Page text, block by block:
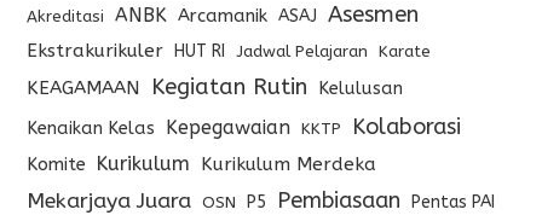
Akreditasi ANBK Arcamanik ASAJ Asesmen
Ekstrakurikuler HUT RI Jadwal Pelajaran Karate
KEAGAMAAN Kegiatan Rutin
Kelulusan
Kenaikan Kelas
Kepegawaian KKTP Kolaborasi
Komite Kurikulum Kurikulum Merdeka
Mekarjaya Juara OSN P5 Pembiasaan Pentas PAI